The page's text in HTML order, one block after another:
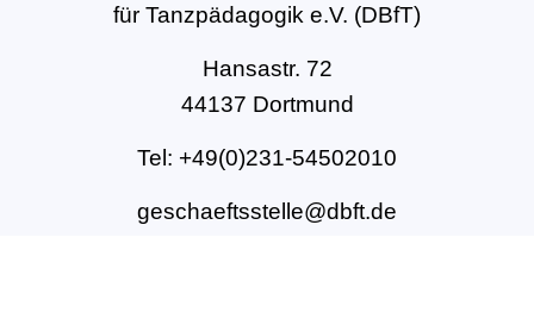
für Tanzpädagogik e.V. (DBfT)
Hansastr. 72
44137 Dortmund
Tel: +49(0)231-54502010
geschaeftsstelle@dbft.de